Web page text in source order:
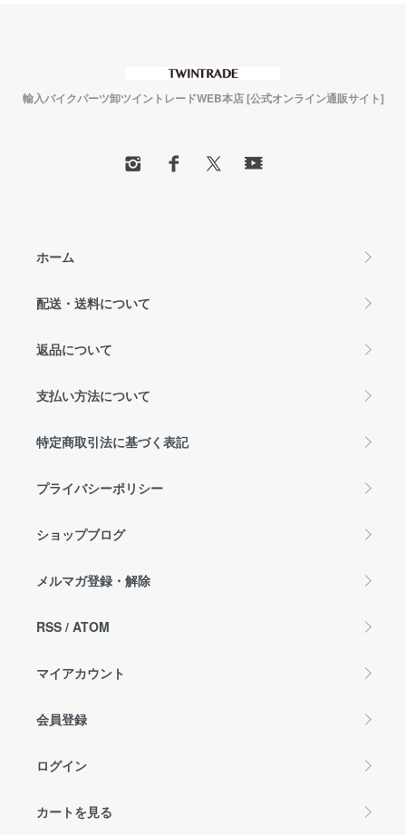
輸入バイクパーツ卸ツイントレードWEB本店 [公式オンライン通販サイト]
ホーム
配送・送料について
返品について
支払い方法について
特定商取引法に基づく表記
プライバシーポリシー
ショップブログ
メルマガ登録・解除
RSS / ATOM
マイアカウント
会員登録
ログイン
カートを見る